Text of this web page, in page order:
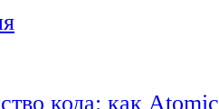
кода: как